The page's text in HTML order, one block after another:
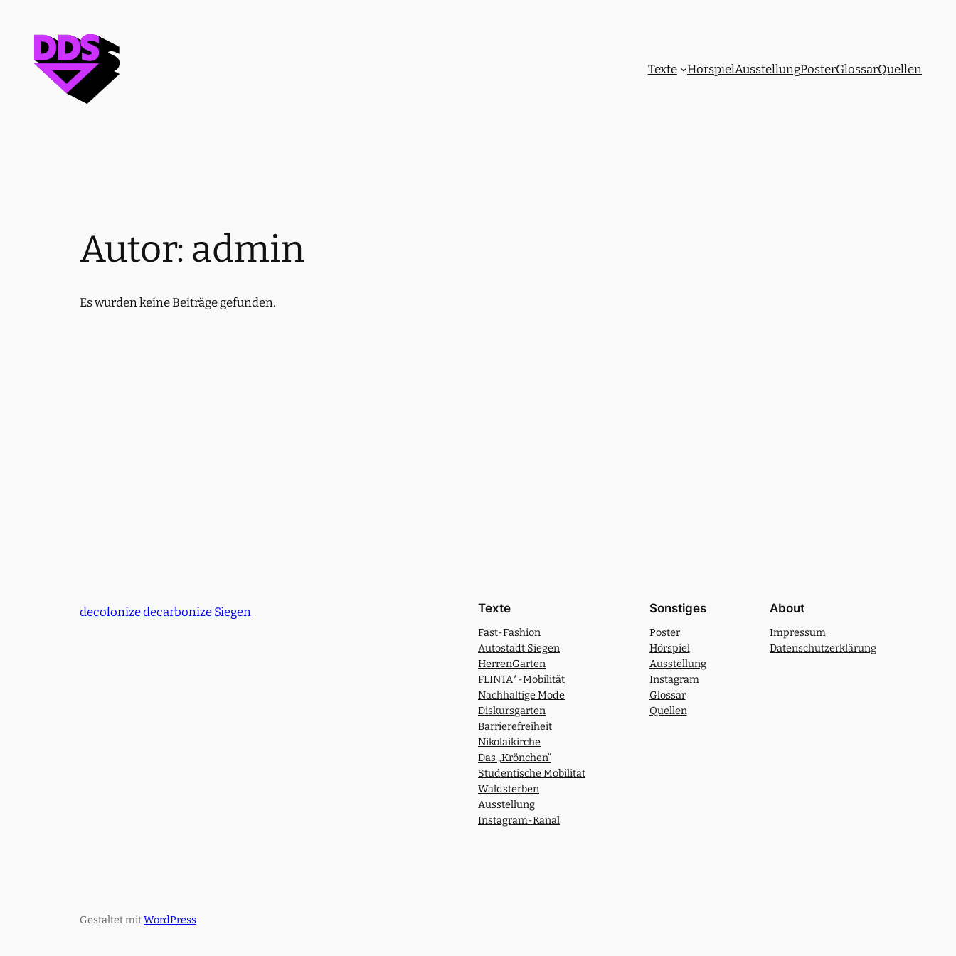
Inhalt
springen
Texte
HörspielAusstellungPosterGlossarQuellen
Autor: admin
Es wurden keine Beiträge gefunden.
decolonize decarbonize Siegen Texte
Fast-Fashion
Autostadt Siegen
HerrenGarten
FLINTA*-Mobilität
Nachhaltige Mode
Diskursgarten
Barrierefreiheit
Nikolaikirche
Das „Krönchen“
Studentische Mobilität
Waldsterben
Ausstellung
Instagram-Kanal
Sonstiges
Poster
Hörspiel
Ausstellung
Instagram
Glossar
Quellen
About
Impressum
Datenschutzerklärung
Gestaltet mitWordPress